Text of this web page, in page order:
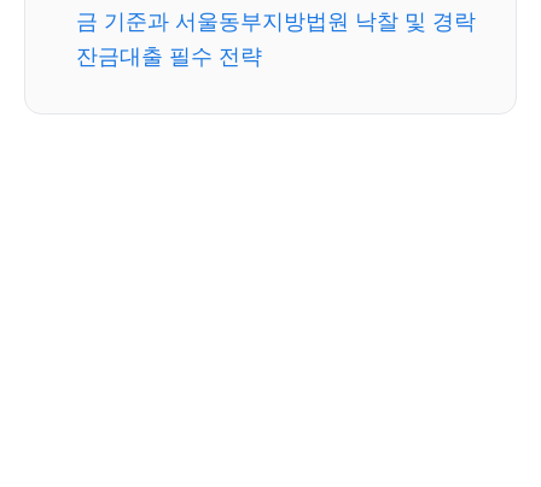
금 기준과 서울동부지방법원 낙찰 및 경락
잔금대출 필수 전략